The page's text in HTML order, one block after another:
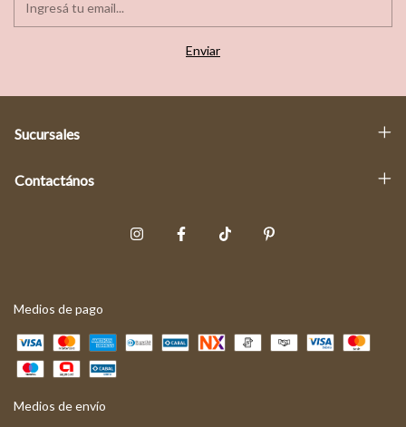
Sucursales
Contactános
Medios de pago
Medios de envío